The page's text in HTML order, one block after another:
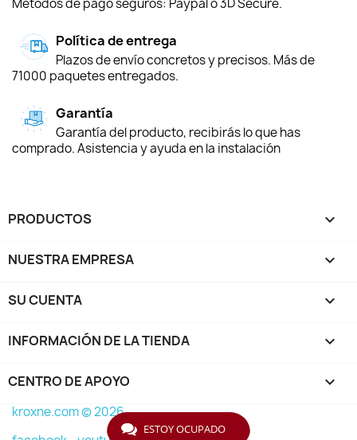
Política de entrega
Plazos de envío concretos y precisos. Más de
71000 paquetes entregados.
Garantía
Garantía del producto, recibirás lo que has
comprado. Asistencia y ayuda en la instalación
PRODUCTOS 
NUESTRA EMPRESA 
SU CUENTA 
INFORMACIÓN DE LA TIENDA keyboard_arrow_down
CENTRO DE APOYO 
kroxne.com © 2026
ESTOY OCUPADO